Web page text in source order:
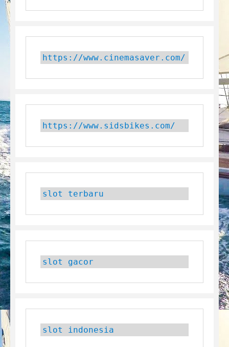
https://www.cinemasaver.com/
https://www.sidsbikes.com/
slot terbaru
slot gacor
slot indonesia